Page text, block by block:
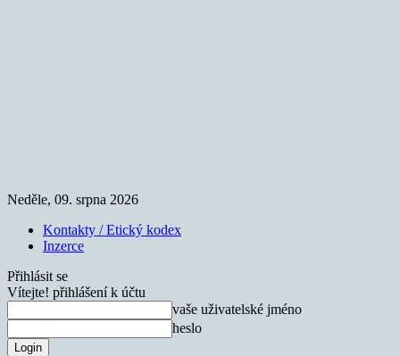
Neděle, 09. srpna 2026
Kontakty / Etický kodex
Inzerce
Přihlásit se
Vítejte! přihlášení k účtu
vaše uživatelské jméno
heslo